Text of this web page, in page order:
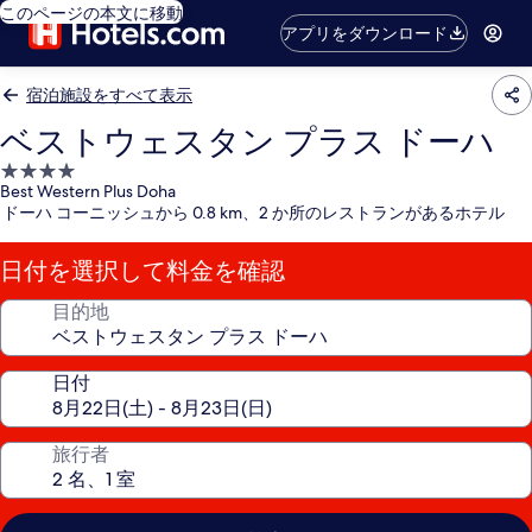
このページの本文に移動
アプリをダウンロード
宿泊施設をすべて表示
ベストウェスタン プラス ドーハ
4.0
つ
星
宿
泊
施
Best Western Plus Doha
ドーハ コーニッシュから 0.8 km、2 か所のレストランがあるホテル
日付を選択して料金を確認
目的地
日付
旅行者